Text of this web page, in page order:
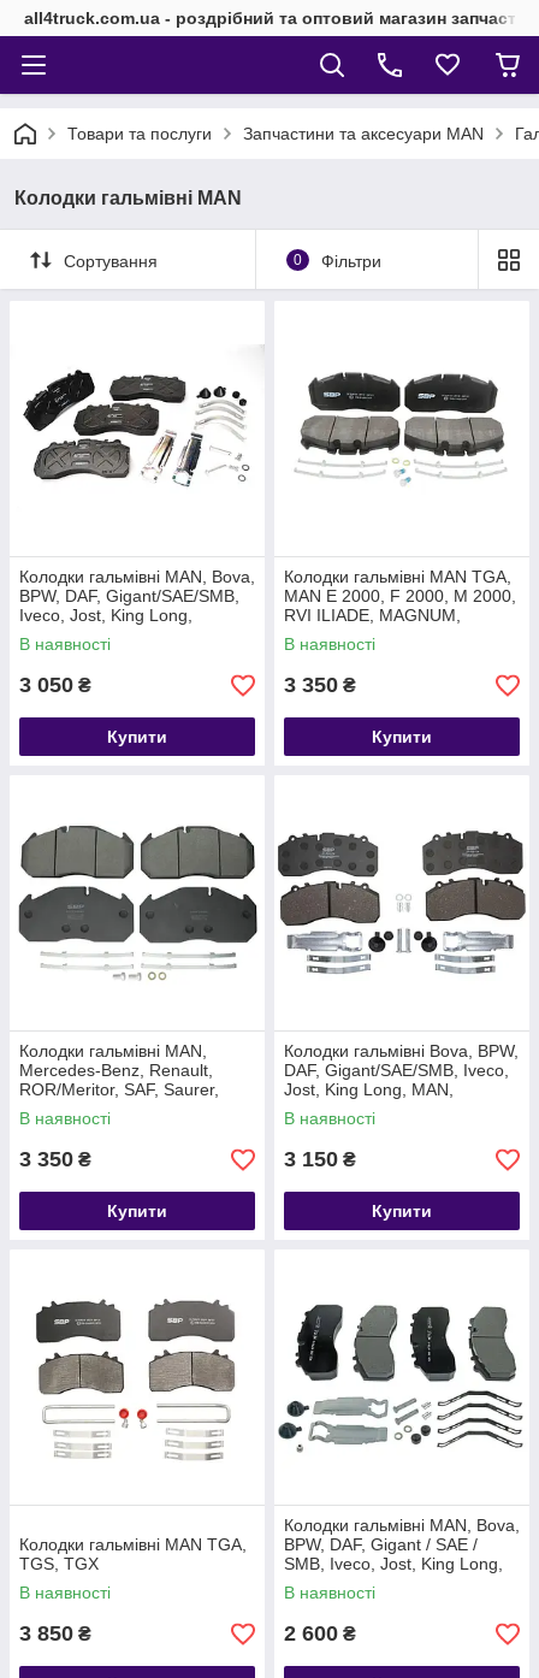
all4truck.com.ua - роздрібний та оптовий магазин
Товари та послуги Запчастини та аксесуари MAN
Колодки гальмівні MAN
Сортування 0 Фільтри
Колодки гальмівні MAN, Bova,
BPW, DAF, Gigant/SAE/SMB,
Iveco, Jost, King Long,
Mercedes-Benz, Neoplan,
ROR
В наявності
3 050 ₴
Купити
Колодки гальмівні MAN TGA,
MAN E 2000, F 2000, M 2000,
RVI ILIADE, MAGNUM,
PREMIUM 29131 5001855646
07-P29131
В наявності
3 350 ₴
Купити
Колодки гальмівні MAN,
Mercedes-Benz, Renault,
ROR/Meritor, SAF, Saurer,
MDP5038 MDP5065
WVA29030 5001854342
В наявності
3 350 ₴
Купити
Колодки гальмівні Bova, BPW,
DAF, Gigant/SAE/SMB, Iveco,
Jost, King Long, MAN,
Mercedes-Benz, Neoplan,
ROR
В наявності
3 150 ₴
Купити
Колодки гальмівні MAN TGA,
TGS, TGX
В наявності
3 850 ₴
Колодки гальмівні MAN, Bova,
BPW, DAF, Gigant / SAE /
SMB, Iveco, Jost, King Long,
Mercedes-Benz, ROR,SAF
В наявності
2 600 ₴